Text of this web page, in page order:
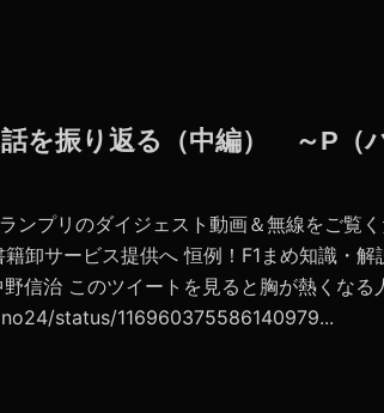
話を振り返る（中編） ～P（
ンプリのダイジェスト動画＆無線をご覧く
卸サービス提供へ 恒例！F1まめ知識・解
信治 このツイートを見ると胸が熱くなる
status/116960375586140979...